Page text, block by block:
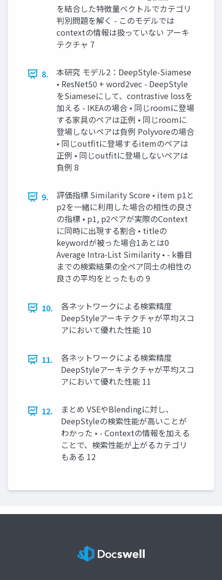
を結合した特徴量ベクトルでカテゴリ
判別問題を解く - このモデルでは
contextの情報は扱っていない アーキ
テクチャ 7
8.
本研究 モデル2：DeepStyle-Siamese
• ResNet50 + word2vec - DeepStyle
をSiameseにして、contrastive lossを
加える - IKEAの場合 • 同じroomに登場
する家具のペアは正例 • 同じroomに
登場しないペアは負例 Polyvoreの場合
• 同じoutfitに登場するitemのペアは
正例 • 同じoutfitに登場しないペアは
負例 8
9.
評価指標 Similarity Score • item p1と
p2を一緒に利用した場合の相性の良さ
の指標 • p1, p2ペアが実際のContext
に同時に出現する割合 • titleの
keywordが被った場合1あとは0
Average Intra-List Similarity • - k番目
までの検索結果の全ペア同士の相性の
良さの平均をとったもの 9
10.
各ネットワークによる検索精度
DeepStyleアーキテクチャが平均スコ
アにおいて優れた性能 10
11.
各ネットワークによる検索精度
DeepStyleアーキテクチャが平均スコ
アにおいて優れた性能 11
12.
まとめ VSEやBlendingに対し、
DeepStyleの検索性能が高いことが
わかった • - Contextの情報を加える
ことで、検索性能が上がるカテゴリ
もある 12